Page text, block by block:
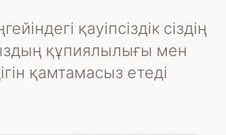
қауіпсіздік сіздің
құпиялылығы мен
қамтамасыз етеді